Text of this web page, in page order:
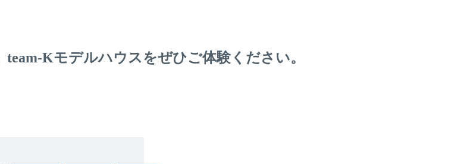
team-Kモデルハウスをぜひご体験ください。